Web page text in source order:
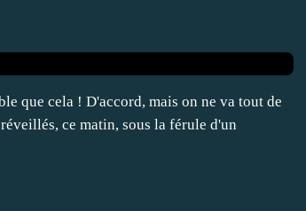
que cela ! D'accord, mais on ne va tout de
ce matin, sous la férule d'un